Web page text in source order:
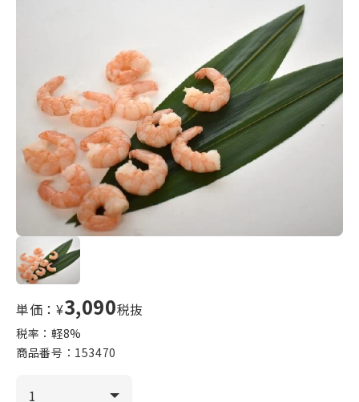
単価：¥3,090税抜
税率：軽8%
商品番号： 153470